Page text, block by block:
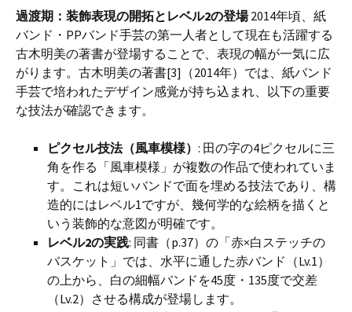
過渡期：装飾表現の開拓とレベル2の登場2014年頃、紙
バンド・PPバンド手芸の第一人者として現在も活躍する
古木明美の著書が登場することで、表現の幅が一気に広
がります。古木明美の著書[3]（2014年）では、紙バンド
手芸で培われたデザイン感覚が持ち込まれ、以下の重要
な技法が確認できます。
ピクセル技法（風車模様） : 田の字の4ピクセルに三
角を作る「風車模様」が複数の作品で使われていま
す。これは短いバンドで面を埋める技法であり、構
造的にはレベル1ですが、幾何学的な絵柄を描くと
いう装飾的な意図が明確です。
レベル2の実践: 同書（p.37）の「赤×白ステッチの
バスケット」では、水平に通した赤バンド（Lv.1）
の上から、白の細幅バンドを45度・135度で交差
（Lv.2）させる構成が登場します。